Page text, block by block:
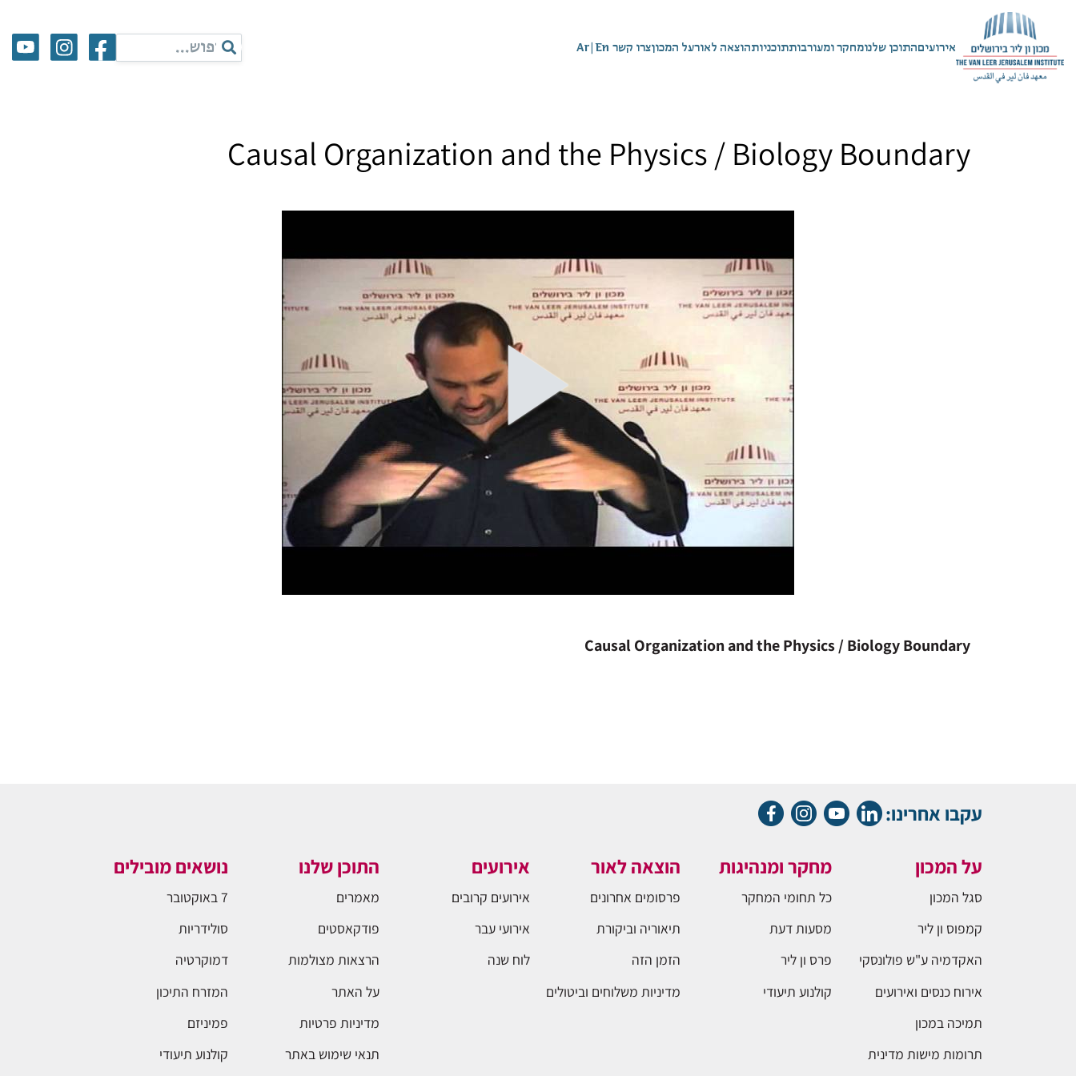
אירועיםהתוכן שלנומחקר ומעורבותתוכניותהוצאה לאורעל המכוןצרו קשר En
|
Ar
Causal Organization and the Physics / Biology Boundary
Causal Organization and the Physics / Biology Boundary
עקבו אחרינו:
על המכון
סגל המכון
קמפוס ון ליר
האקדמיה ע"ש פולונסקי
אירוח כנסים ואירועים
תמיכה במכון
תרומות מישות מדינית
מחקר ומנהיגות
כל תחומי המחקר
מסעות דעת
פרס ון ליר
קולנוע תיעודי
הוצאה לאור
פרסומים אחרונים
תיאוריה וביקורת
הזמן הזה
מדיניות משלוחים וביטולים
אירועים
אירועים קרובים
אירועי עבר
לוח שנה
התוכן שלנו
מאמרים
פודקאסטים
הרצאות מצולמות
על האתר
מדיניות פרטיות
תנאי שימוש באתר
נושאים מובילים
7 באוקטובר
סולידריות
דמוקרטיה
המזרח התיכון
פמיניזם
קולנוע תיעודי